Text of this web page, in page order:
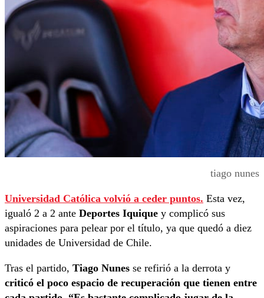
tiago nunes
Universidad Católica volvió a ceder puntos. Esta vez,
igualó 2 a 2 ante Deportes Iquique y complicó sus
aspiraciones para pelear por el título, ya que quedó a diez
unidades de Universidad de Chile.
Tras el partido, Tiago Nunes se refirió a la derrota y
criticó el poco espacio de recuperación que tienen entre